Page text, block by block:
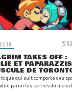
TV 22
TAKES OFF :
ET
DE
qui suit comporte des
parmi les sorties du mois